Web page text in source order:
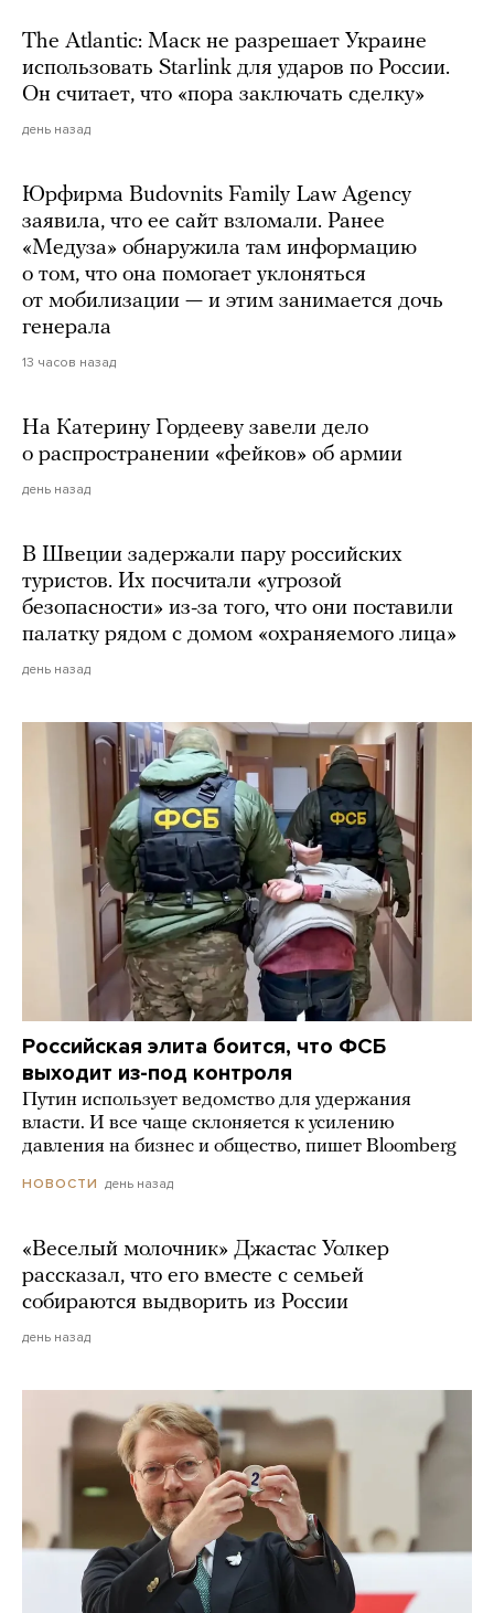
The Atlantic: Маск не разрешает Украине
использовать Starlink для ударов по России.
Он считает, что «пора заключать сделку»
день назад
Юрфирма Budovnits Family Law Agency
заявила, что ее сайт взломали. Ранее
«Медуза» обнаружила там информацию
о том, что она помогает уклоняться
от мобилизации — и этим занимается дочь
генерала
13 часов назад
На Катерину Гордееву завели дело
о распространении «фейков» об армии
день назад
В Швеции задержали пару российских
туристов. Их посчитали «угрозой
безопасности» из-за того, что они поставили
палатку рядом с домом «охраняемого лица»
день назад
Российская элита боится, что ФСБ
выходит из-под контроля
Путин использует ведомство для удержания
власти. И все чаще склоняется к усилению
давления на бизнес и общество, пишет Bloomberg
НОВОСТИ день назад
«Веселый молочник» Джастас Уолкер
рассказал, что его вместе с семьей
собираются выдворить из России
день назад